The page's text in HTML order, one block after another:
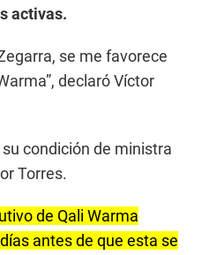
activas.
se me favorece
declaró Víctor
condición de ministra
Torres.
de Qali Warma
antes de que esta se